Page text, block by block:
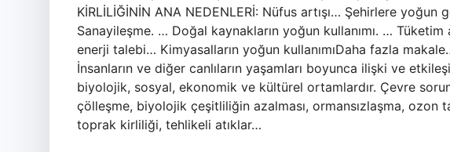
KİRLİLİĞİNİN ANA NEDENLERİ: Nüfus artışı… Şehirlere yoğun
Sanayileşme. … Doğal kaynakların yoğun kullanımı. …
enerji talebi… Kimyasalların yoğun kullanımıDaha fazla
İnsanların ve diğer canlıların yaşamları boyunca ilişki ve
biyolojik, sosyal, ekonomik ve kültürel ortamlardır. Çevre
çölleşme, biyolojik çeşitliliğin azalması, ormansızlaşma, ozon
toprak kirliliği, tehlikeli atıklar…